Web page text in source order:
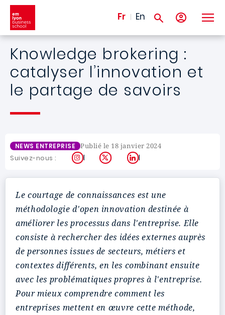
Aller au contenu principal
Fr En
Knowledge brokering :
catalyser l’innovation et
le partage de savoirs
NEWS ENTREPRISE Publié le 18 janvier 2024
Suivez-nous : Instagram
X LinkedIn
Le courtage de connaissances est une
méthodologie d'open innovation destinée à
améliorer les processus dans l'entreprise. Elle
consiste à rechercher des idées externes auprès
de personnes issues de secteurs, métiers et
contextes différents, en les combinant ensuite
avec les problématiques propres à l'entreprise.
Pour mieux comprendre comment les
entreprises mettent en œuvre cette méthode,